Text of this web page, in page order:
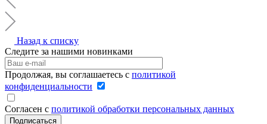
Назад к списку
Следите за нашими новинками
Продолжая, вы соглашаетесь с политикой
конфиденциальности
Согласен с политикой обработки персональных данных